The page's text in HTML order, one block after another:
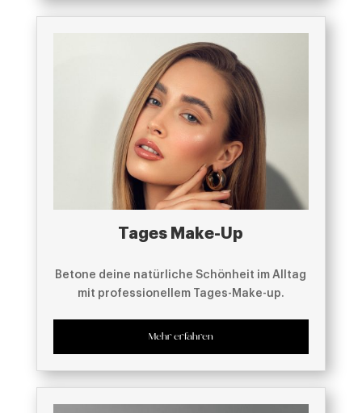
Tages Make-Up
Betone deine natürliche Schönheit im Alltag
mit professionellem Tages-Make-up.
Mehr erfahren